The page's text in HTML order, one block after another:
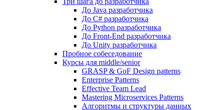
До Java разработчика
До C# разработчика
До Python разработчика
До Front-End разработчика
До Unity разработчика
Пробное собеседование
Курсы для middle/senior
GRASP & GoF Design patterns
Enterprise Patterns
Effective Team Lead
Mastering Microservices Patterns
Алгоритмы и структуры данных